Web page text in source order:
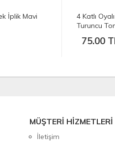
İplik
4 Katlı
Beyaz
75.00
MÜŞTERİ HİZMETLERİ
İletişim